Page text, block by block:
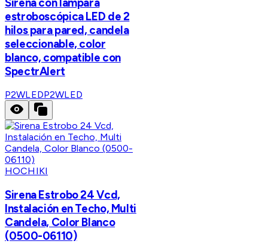
estroboscópica LED de 2
hilos para pared, candela
seleccionable, color
blanco, compatible con
SpectrAlert
P2WLEDP2WLED
HOCHIKI
Sirena Estrobo 24 Vcd,
Instalación en Techo, Multi
Candela, Color Blanco
(0500-06110)